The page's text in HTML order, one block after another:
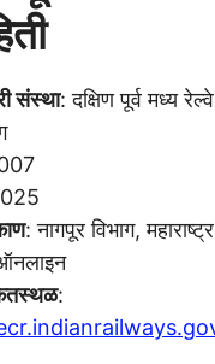
संस्था: दक्षिण पूर्व मध्य
: नागपूर विभाग, महाराष्ट्र
: